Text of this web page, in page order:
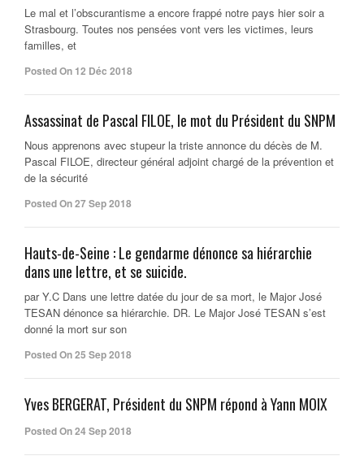
Le mal et l’obscurantisme a encore frappé notre pays hier soir a
Strasbourg. Toutes nos pensées vont vers les victimes, leurs
familles, et
Posted On 12 Déc 2018
Assassinat de Pascal FILOE, le mot du Président du SNPM
Nous apprenons avec stupeur la triste annonce du décès de M.
Pascal FILOE, directeur général adjoint chargé de la prévention et
de la sécurité
Posted On 27 Sep 2018
Hauts-de-Seine : Le gendarme dénonce sa hiérarchie
dans une lettre, et se suicide.
par Y.C Dans une lettre datée du jour de sa mort, le Major José
TESAN dénonce sa hiérarchie. DR. Le Major José TESAN s’est
donné la mort sur son
Posted On 25 Sep 2018
Yves BERGERAT, Président du SNPM répond à Yann MOIX
Posted On 24 Sep 2018